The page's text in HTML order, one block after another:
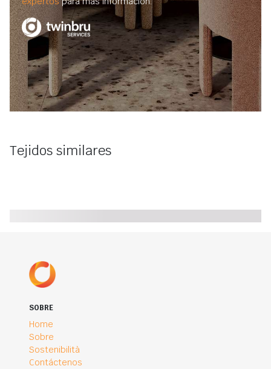
Tejidos similares
SOBRE
Home
Sobre
Sostenibilità
Contáctenos